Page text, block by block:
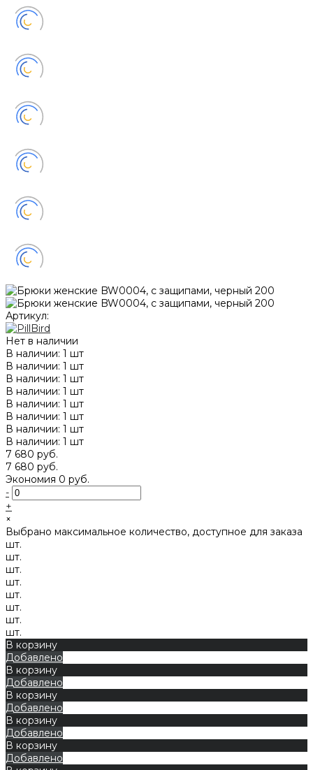
Артикул:
Нет в наличии
В наличии: 1 шт
В наличии: 1 шт
В наличии: 1 шт
В наличии: 1 шт
В наличии: 1 шт
В наличии: 1 шт
В наличии: 1 шт
В наличии: 1 шт
7 680 руб.
7 680 руб.
Экономия 0 руб.
-
+
×
Выбрано максимальное количество, доступное для заказа
шт.
шт.
шт.
шт.
шт.
шт.
шт.
шт.
В корзину
Добавлено
В корзину
Добавлено
В корзину
Добавлено
В корзину
Добавлено
В корзину
Добавлено